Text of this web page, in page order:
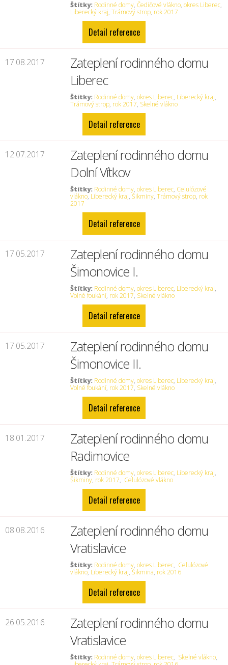
Štítky: Rodinné domy,Čedičové vlákno,okres Liberec,
Liberecký kraj,Trámový strop, rok 2017
Detail reference
17.08.2017
Zateplení rodinného domu
Liberec
Štítky: Rodinné domy,okres Liberec, Liberecký kraj,
Trámový strop, rok 2017, Skelné vlákno
Detail reference
12.07.2017
Zateplení rodinného domu
Dolní Vítkov
Štítky: Rodinné domy,okres Liberec, Celulózové
vlákno, Liberecký kraj,Šikminy,Trámový strop, rok
2017
Detail reference
17.05.2017
Zateplení rodinného domu
Šimonovice I.
Štítky: Rodinné domy,okres Liberec, Liberecký kraj,
Volné foukání, rok 2017, Skelné vlákno
Detail reference
17.05.2017
Zateplení rodinného domu
Šimonovice II.
Štítky: Rodinné domy,okres Liberec, Liberecký kraj,
Volné foukání, rok 2017, Skelné vlákno
Detail reference
18.01.2017
Zateplení rodinného domu
Radimovice
Štítky: Rodinné domy,okres Liberec, Liberecký kraj,
Šikminy, rok 2017, Celulózové vlákno
Detail reference
08.08.2016
Zateplení rodinného domu
Vratislavice
Štítky: Rodinné domy,okres Liberec, Celulózové
vlákno, Liberecký kraj,Šikmina, rok 2016
Detail reference
26.05.2016
Zateplení rodinného domu
Vratislavice
Štítky: Rodinné domy,okres Liberec, Skelné vlákno,